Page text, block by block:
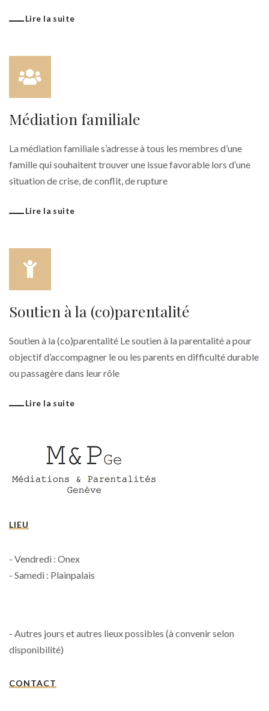
Lire la suite
Médiation familiale
La médiation familiale s’adresse à tous les membres d’une
famille qui souhaitent trouver une issue favorable lors d’une
situation de crise, de conflit, de rupture
Lire la suite
Soutien à la (co)parentalité
Soutien à la (co)parentalité Le soutien à la parentalité a pour
objectif d’accompagner le ou les parents en difficulté durable
ou passagère dans leur rôle
Lire la suite
LIEU
- Vendredi : Onex
- Samedi : Plainpalais
- Autres jours et autres lieux possibles (à convenir selon
disponibilité)
CONTACT